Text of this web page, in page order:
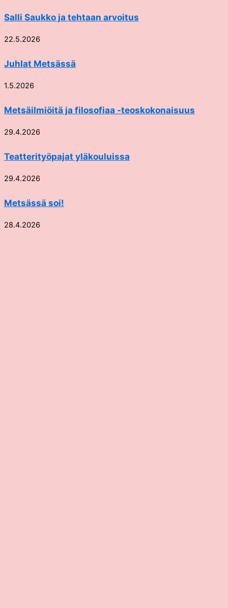
Salli Saukko ja tehtaan arvoitus
22.5.2026
Juhlat Metsässä
1.5.2026
Metsäilmiöitä ja filosofiaa -teoskokonaisuus
29.4.2026
Teatterityöpajat yläkouluissa
29.4.2026
Metsässä soi!
28.4.2026